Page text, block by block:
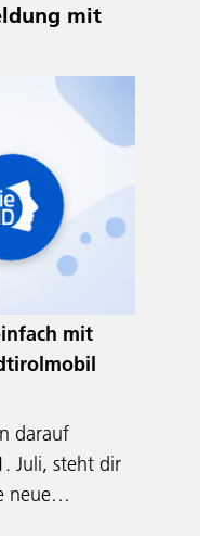
mit
mit
darauf
Juli, steht dir
neue…